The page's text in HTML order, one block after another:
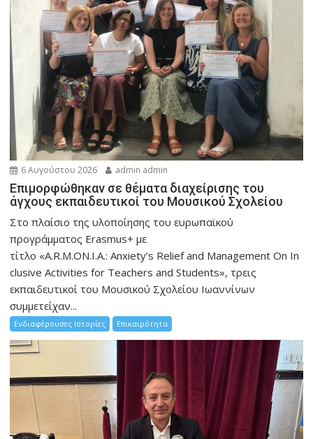
6 Αυγούστου 2026 admin admin
Eπιμορφώθηκαν σε θέματα διαχείρισης του
άγχους εκπαιδευτικοί του Μουσικού Σχολείου
Στο πλαίσιο της υλοποίησης του ευρωπαϊκού
προγράμματος Erasmus+ με
τίτλο «A.R.M.ON.I.A.: Anxiety’s Relief and Management On In
clusive Activities for Teachers and Students», τρεις
εκπαιδευτικοί του Μουσικού Σχολείου Ιωαννίνων
συμμετείχαν...
Ενδιαφέρουσες Ιστορίες Επικαιρότητα